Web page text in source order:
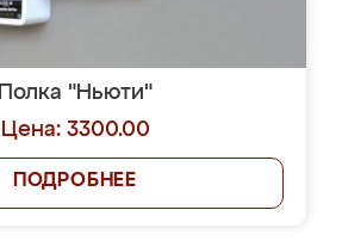
Полка "Ньюти"
Цена: 3300.00
ПОДРОБНЕЕ